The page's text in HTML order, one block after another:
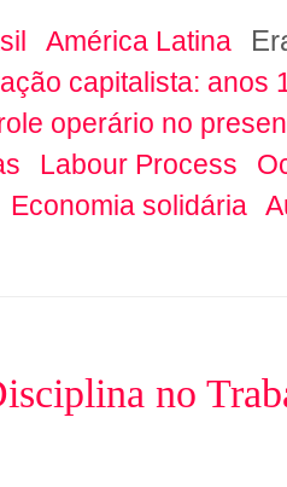
América Latina
capitalista: anos
operário no
Labour Process
Economia solidária
no